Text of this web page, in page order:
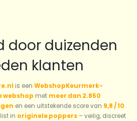
door duizenden
klanten
is een WebshopKeurmerk-
webshop met meer dan 2.850
en een uitstekende score van 9,8 / 10.
in originele poppers – veilig, discreet